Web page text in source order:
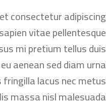
consectetur adipiscing
vitae pellentesque
mi pretium tellus duis
aenean sed diam urna
lacus nec metus
massa nisl malesuada